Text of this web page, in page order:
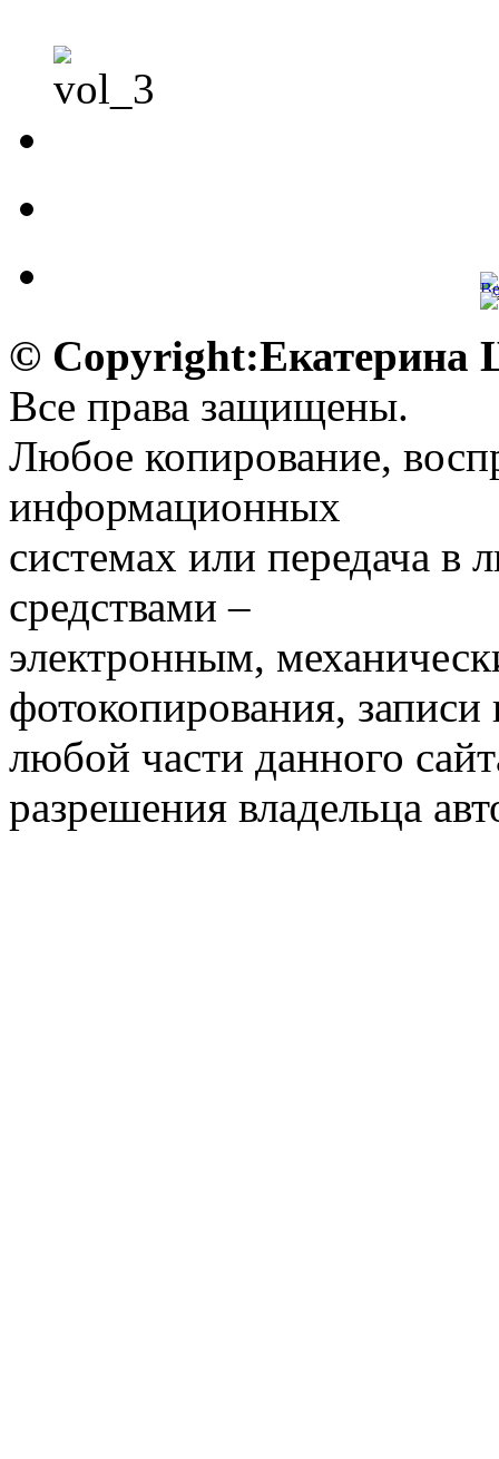
© Copyright:Екатерина
Все права защищены.
Любое копирование,
информационных
системах или передача
средствами –
электронным,
фотокопирования,
любой части данного
разрешения владельца